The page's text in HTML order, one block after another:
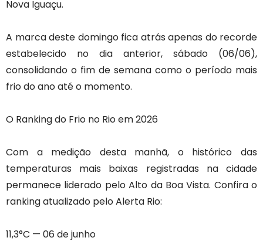
Nova Iguaçu.
A marca deste domingo fica atrás apenas do recorde
estabelecido no dia anterior, sábado (06/06),
consolidando o fim de semana como o período mais
frio do ano até o momento.
O Ranking do Frio no Rio em 2026
Com a medição desta manhã, o histórico das
temperaturas mais baixas registradas na cidade
permanece liderado pelo Alto da Boa Vista. Confira o
ranking atualizado pelo Alerta Rio:
11,3°C — 06 de junho